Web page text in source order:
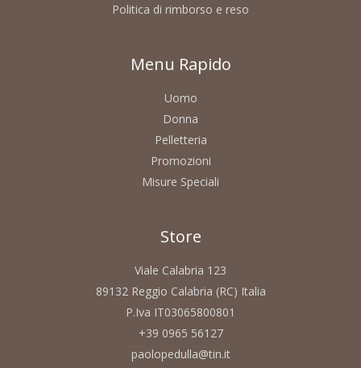
Politica di rimborso e reso
Menu Rapido
Uomo
Donna
Pelletteria
Promozioni
Misure Speciali
Store
Viale Calabria 123
89132 Reggio Calabria (RC) Italia
P.Iva IT03065800801
+39 0965 56127
paolopedulla@tin.it